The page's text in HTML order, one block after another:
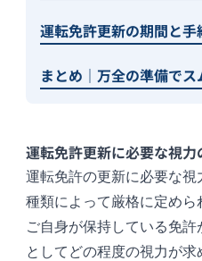
運転免許更新の期間と手
まとめ｜万全の準備で
運転免許更新に必要な視力
運転免許の更新に必要な
種類によって厳格に定めら
ご自身が保持している免
としてどの程度の視力が